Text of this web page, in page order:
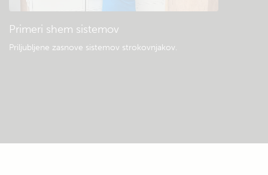
Primeri shem sistemov
Priljubljene zasnove sistemov strokovnjakov.